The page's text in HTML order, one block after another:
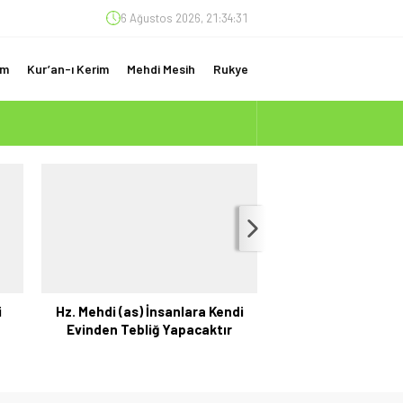
6 Ağustos 2026, 21:34:32
Kur’an-ı Kerim Mehdi Mesih Rukye
ÖNEMLİ)
Hz. Mehdi (as) İnsanlara Kendi
Evinden Tebliğ Yapacaktır